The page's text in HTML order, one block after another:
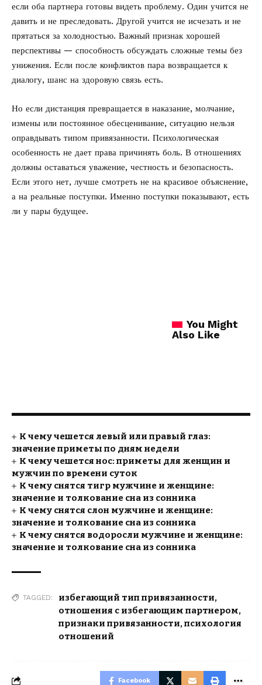
если оба партнера готовы видеть проблему. Один учится не
давить и не преследовать. Другой учится не исчезать и не
прятаться за холодностью. Важный признак хорошей
перспективы — способность обсуждать сложные темы без
унижения. Если после конфликтов пара возвращается к
диалогу, шанс на здоровую связь есть.
Но если дистанция превращается в наказание, молчание,
измены или постоянное обесценивание, ситуацию нельзя
оправдывать типом привязанности. Психологическая
особенность не дает права причинять боль. В отношениях
должны оставаться уважение, честность и безопасность.
Если этого нет, лучше смотреть не на красивое объяснение,
а на реальные поступки. Именно поступки показывают, есть
ли у пары будущее.
You Might
Also Like
К чему чешется левый или правый глаз:
значение приметы по дням недели
К чему чешется нос: приметы для женщин и
мужчин по времени суток
К чему снятся тигр мужчине и женщине:
значение и толкование сна из сонника
К чему снятся слон мужчине и женщине:
значение и толкование сна из сонника
К чему снятся водоросли мужчине и женщине:
значение и толкование сна из сонника
TAGGED: избегающий тип привязанности,
отношения с избегающим партнером,
признаки привязанности,психология
отношений
Facebook